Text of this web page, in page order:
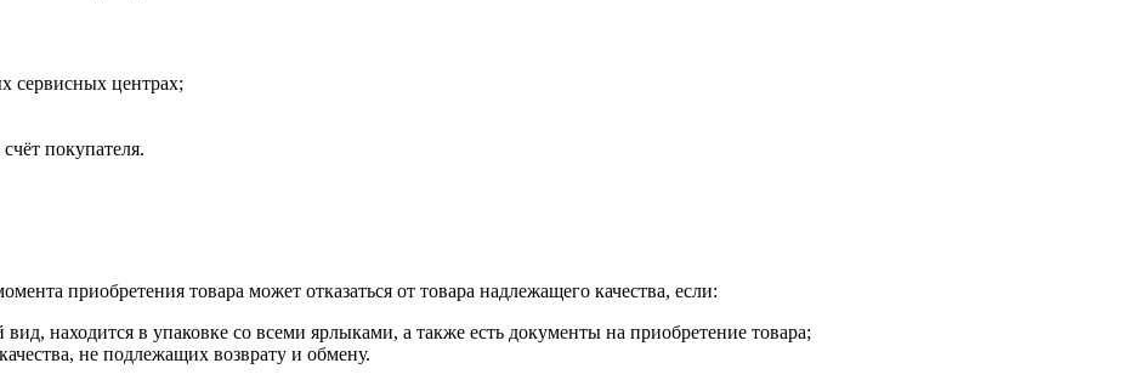
сервисных центрах;
покупателя.
приобретения товара может отказаться от товара надлежащего качества, если:
находится в упаковке со всеми ярлыками, а также есть документы на приобретение товара;
не подлежащих возврату и обмену.